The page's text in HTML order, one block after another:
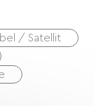
/ Satellit